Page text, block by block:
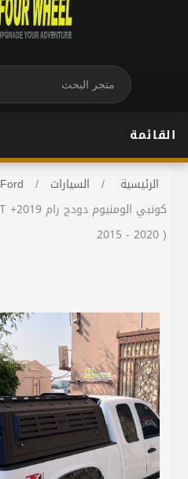
القائمة
الرئيسية / السيارات /
Ford
2015 - 2020 )